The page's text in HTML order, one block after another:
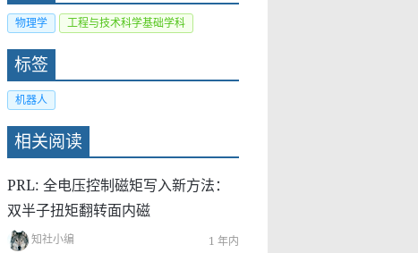
物理学 工程与技术科学基础学科
标签
机器人
相关阅读
PRL: 全电压控制磁矩写入新方法：
双半子扭矩翻转面内磁
知社小编 1 年内